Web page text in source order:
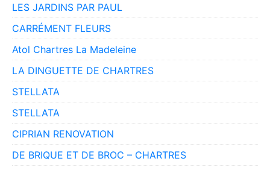
LES JARDINS PAR PAUL
CARRÉMENT FLEURS
Atol Chartres La Madeleine
LA DINGUETTE DE CHARTRES
STELLATA
STELLATA
CIPRIAN RENOVATION
DE BRIQUE ET DE BROC – CHARTRES